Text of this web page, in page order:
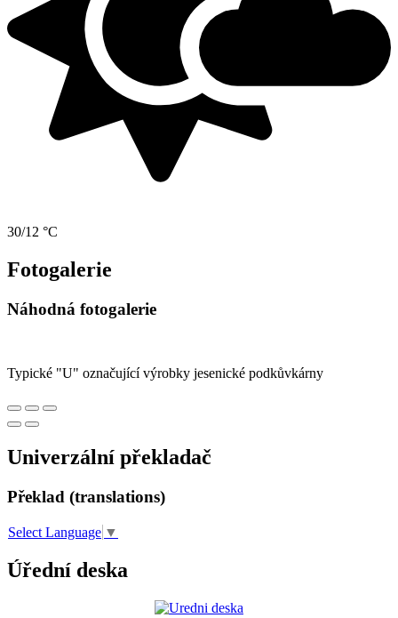
30/12 °C
Fotogalerie
Náhodná fotogalerie
Typické "U" označující výrobky jesenické podkůvkárny
Univerzální překladač
Překlad (translations)
Select Language ▼
Úřední deska